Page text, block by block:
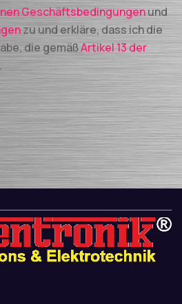
Geschäftsbedingungenund
zu und erkläre, dass ich die
die gemäßArtikel 13 der